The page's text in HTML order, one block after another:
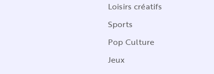
Loisirs créatifs
Sports
Pop Culture
Jeux